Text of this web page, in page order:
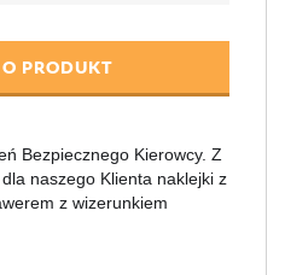
PRODUKT
Bezpiecznego Kierowcy. Z
naszego Klienta naklejki z
z wizerunkiem